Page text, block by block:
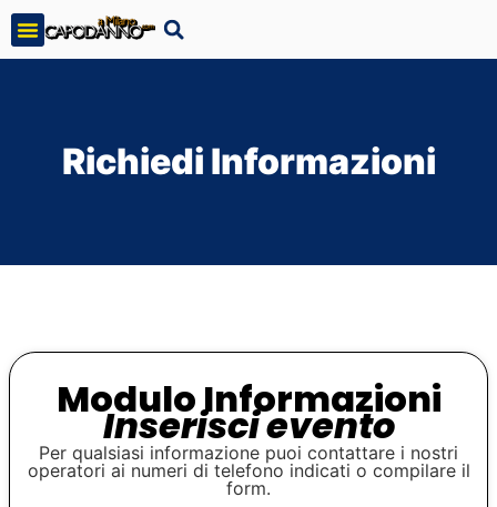
Richiedi Informazioni
Modulo Informazioni
Inserisci evento
Per qualsiasi informazione puoi contattare i nostri
operatori ai numeri di telefono indicati o compilare il
form.